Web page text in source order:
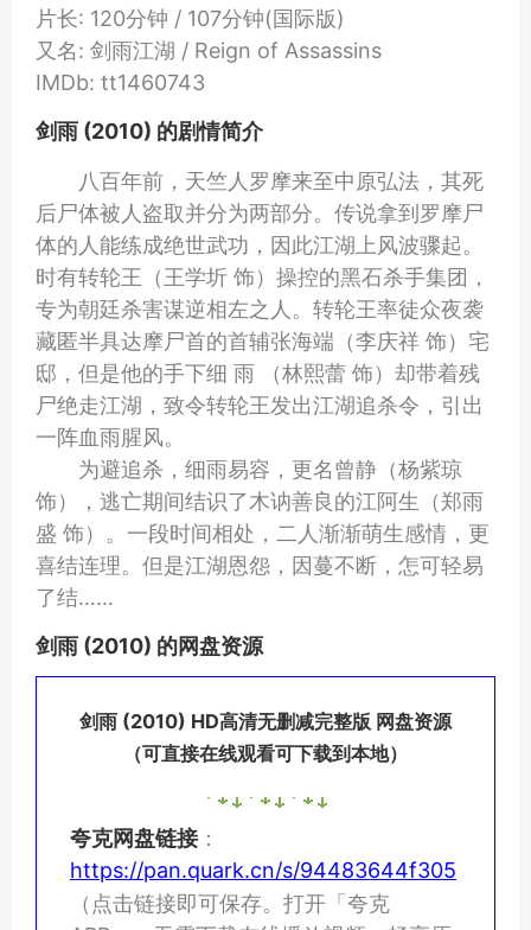
片长: 120分钟 / 107分钟(国际版)
又名: 剑雨江湖 / Reign of Assassins
IMDb: tt1460743
剑雨 (2010) 的剧情简介
八百年前，天竺人罗摩来至中原弘法，其死
后尸体被人盗取并分为两部分。传说拿到罗摩尸
体的人能练成绝世武功，因此江湖上风波骤起。
时有转轮王（王学圻 饰）操控的黑石杀手集团，
专为朝廷杀害谋逆相左之人。转轮王率徒众夜袭
藏匿半具达摩尸首的首辅张海端（李庆祥 饰）宅
邸，但是他的手下细 雨 （林熙蕾 饰）却带着残
尸绝走江湖，致令转轮王发出江湖追杀令，引出
一阵血雨腥风。
为避追杀，细雨易容，更名曾静（杨紫琼
饰），逃亡期间结识了木讷善良的江阿生（郑雨
盛 饰）。一段时间相处，二人渐渐萌生感情，更
喜结连理。但是江湖恩怨，因蔓不断，怎可轻易
了结……
剑雨 (2010) 的网盘资源
剑雨 (2010) HD高清无删减完整版 网盘资源
（可直接在线观看可下载到本地）
夸克网盘链接：
https://pan.quark.cn/s/94483644f305
（点击链接即可保存。打开「夸克